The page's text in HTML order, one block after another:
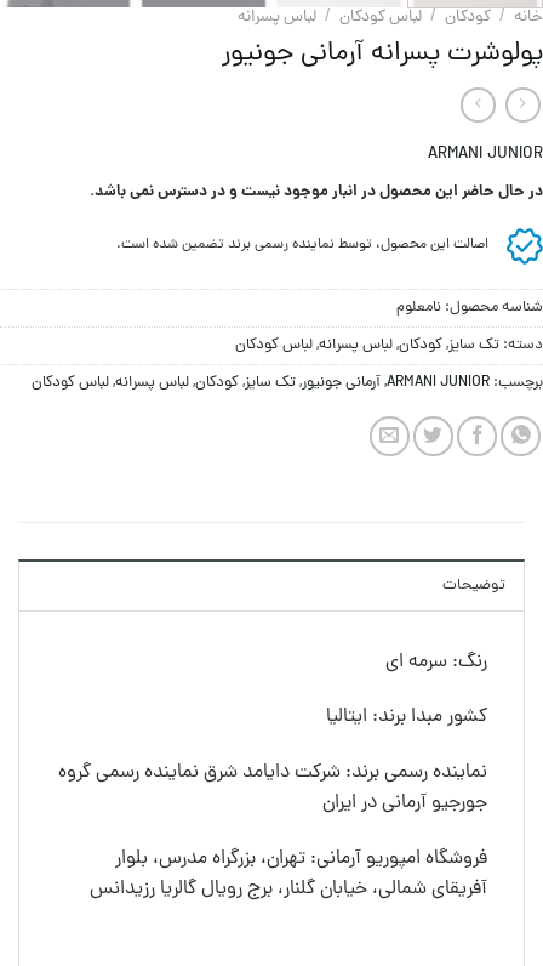
خانه / کودکان / لباس کودکان / لباس پسرانه
پولوشرت پسرانه آرمانی جونیور
ARMANI JUNIOR
در حال حاضر این محصول در انبار موجود نیست و در دسترس نمی باشد.
اصالت این محصول، توسط نماینده رسمی برند تضمین شده است.
شناسه محصول: نامعلوم
دسته: تک سایز,کودکان,لباس پسرانه,لباس کودکان
برچسب: ARMANI JUNIOR
,آرمانی جونیور,تک سایز,کودکان,لباس پسرانه,لباس کودکان
توضیحات
رنگ: سرمه ای
کشور مبدا برند: ایتالیا
نماینده رسمی برند: شرکت دایامد شرق نماینده رسمی گروه
جورجیو آرمانی در ایران
فروشگاه امپوریو آرمانی: تهران، بزرگراه مدرس، بلوار
آفریقای شمالی، خیابان گلنار، برج رویال گالریا رزیدانس